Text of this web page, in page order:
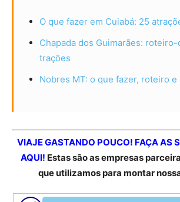
O que fazer em Cuiabá: 25
Chapada dos Guimarães: roteiro-
trações
Nobres MT: o que fazer, roteiro e
VIAJE GASTANDO POUCO! FAÇA AS
AQUI! Estas são as empresas
que utilizamos para montar